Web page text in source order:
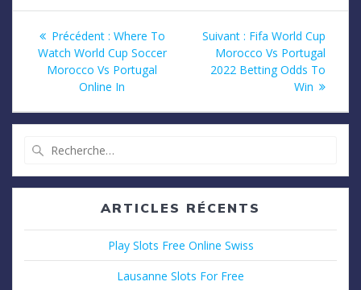
Navigation
l’article
Précédent : Article
précédent
:
Where To
Watch World Cup Soccer
Morocco Vs Portugal
Online In
Suivant : Article
suivant
:
Fifa World Cup
Morocco Vs Portugal
2022 Betting Odds To
Win
:
ARTICLES RÉCENTS
Play Slots Free Online Swiss
Lausanne Slots For Free